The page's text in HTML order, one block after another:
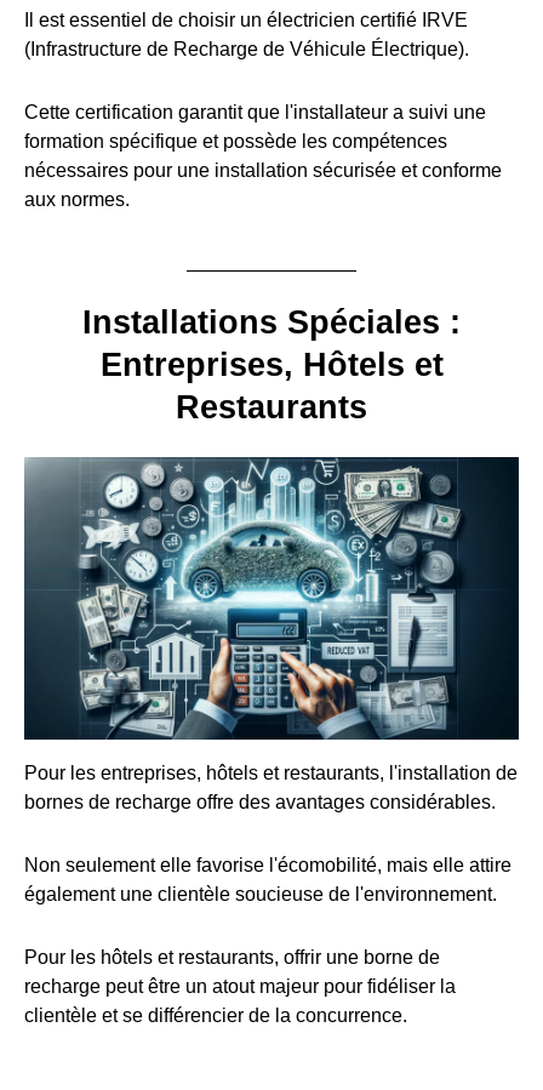
Il est essentiel de choisir un électricien certifié IRVE
(Infrastructure de Recharge de Véhicule Électrique).
Cette certification garantit que l'installateur a suivi une
formation spécifique et possède les compétences
nécessaires pour une installation sécurisée et conforme
aux normes.
Installations Spéciales :
Entreprises, Hôtels et
Restaurants
Pour les entreprises, hôtels et restaurants, l'installation de
bornes de recharge offre des avantages considérables.
Non seulement elle favorise l'écomobilité, mais elle attire
également une clientèle soucieuse de l'environnement.
Pour les hôtels et restaurants, offrir une borne de
recharge peut être un atout majeur pour fidéliser la
clientèle et se différencier de la concurrence.